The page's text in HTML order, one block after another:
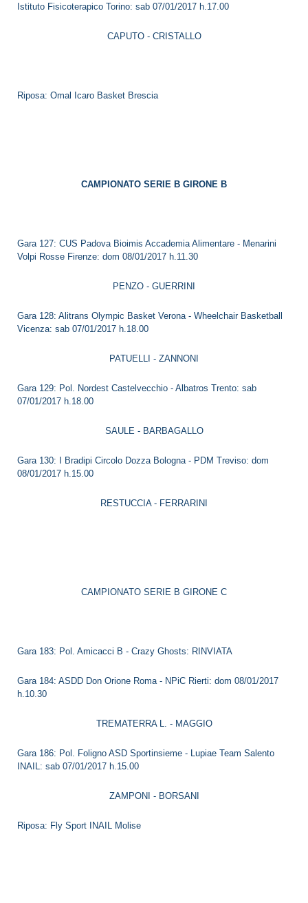
Istituto Fisicoterapico Torino: sab 07/01/2017 h.17.00
CAPUTO - CRISTALLO
Riposa: Omal Icaro Basket Brescia
CAMPIONATO SERIE B GIRONE B
Gara 127: CUS Padova Bioimis Accademia Alimentare - Menarini
Volpi Rosse Firenze: dom 08/01/2017 h.11.30
PENZO - GUERRINI
Gara 128: Alitrans Olympic Basket Verona - Wheelchair Basketball
Vicenza: sab 07/01/2017 h.18.00
PATUELLI - ZANNONI
Gara 129: Pol. Nordest Castelvecchio - Albatros Trento: sab
07/01/2017 h.18.00
SAULE - BARBAGALLO
Gara 130: I Bradipi Circolo Dozza Bologna - PDM Treviso: dom
08/01/2017 h.15.00
RESTUCCIA - FERRARINI
CAMPIONATO SERIE B GIRONE C
Gara 183: Pol. Amicacci B - Crazy Ghosts: RINVIATA
Gara 184: ASDD Don Orione Roma - NPiC Rierti: dom 08/01/2017
h.10.30
TREMATERRA L. - MAGGIO
Gara 186: Pol. Foligno ASD Sportinsieme - Lupiae Team Salento
INAIL: sab 07/01/2017 h.15.00
ZAMPONI - BORSANI
Riposa: Fly Sport INAIL Molise